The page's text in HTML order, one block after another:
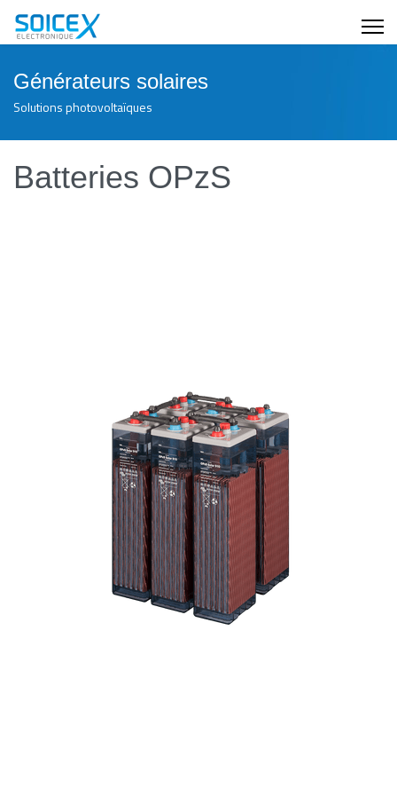
Générateurs solaires
Solutions photovoltaïques
Batteries OPzS